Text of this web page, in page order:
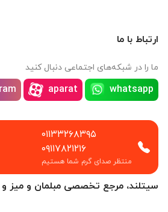
سیتلند، مرجع تخصصی مبلمان و میز و
ارتباط با ما
ما را در شبکه‌های اجتماعی دنبال کنید
whatsapp
aparat
۰۱۱۳۳۲۶۸۳۹۵
۰۹۱۱۷۸۲۱۲۱۶
منتظر صدای گرم شما هستیم